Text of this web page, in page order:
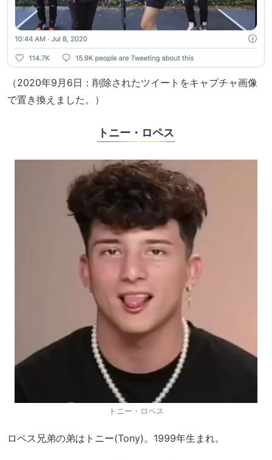
（2020年9月6日：削除されたツイートをキャプチャ画像
で置き換えました。）
トニー・ロペス
トニー・ロペス
ロペス兄弟の弟はトニー(Tony)。1999年生まれ。